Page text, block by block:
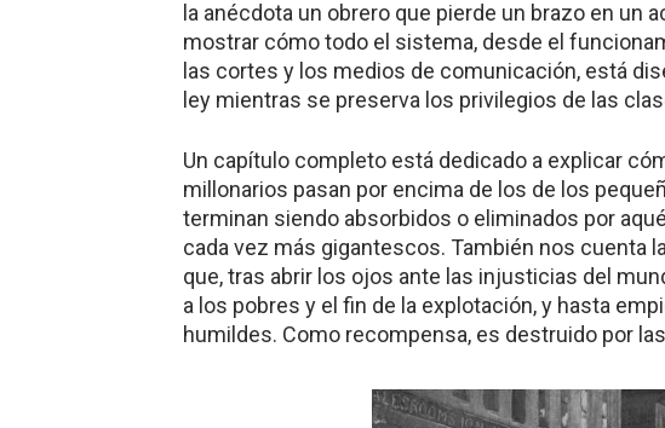
la anécdota un obrero que pierde un brazo en un
mostrar cómo todo el sistema, desde el
las cortes y los medios de comunicación, está
ley mientras se preserva los privilegios de las
Un capítulo completo está dedicado a explicar
millonarios pasan por encima de los de los
terminan siendo absorbidos o eliminados por
cada vez más gigantescos. También nos cuenta
que, tras abrir los ojos ante las injusticias del
a los pobres y el fin de la explotación, y hasta
humildes. Como recompensa, es destruido por